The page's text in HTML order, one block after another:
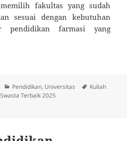
fakultas yang sudah
sesuai dengan kebutuhan
pendidikan farmasi yang
Kategori
Pendidikan, Universitas Tag
Kuliah
Terbaik 2025
Farmasi di Jakarta Fakultas Swasta